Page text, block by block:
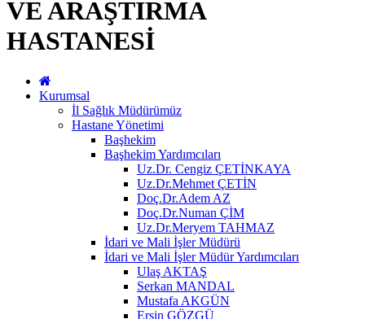
VE ARAŞTIRMA
HASTANESİ
Kurumsal
İl Sağlık Müdürümüz
Hastane Yönetimi
Başhekim
Başhekim Yardımcıları
Uz.Dr. Cengiz ÇETİNKAYA
Uz.Dr.Mehmet ÇETİN
Doç.Dr.Adem AZ
Doç.Dr.Numan ÇİM
Uz.Dr.Meryem TAHMAZ
İdari ve Mali İşler Müdürü
İdari ve Mali İşler Müdür Yardımcıları
Ulaş AKTAŞ
Serkan MANDAL
Mustafa AKGÜN
Ersin GÖZGÜ